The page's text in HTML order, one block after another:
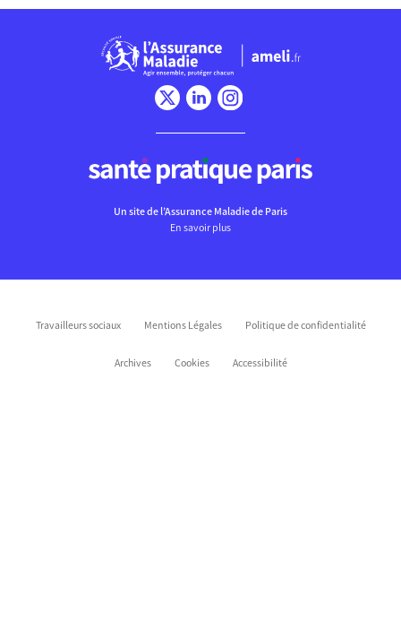
Un site de l’Assurance Maladie de Paris
En savoir plus
Travailleurs sociaux Mentions Légales Politique de confidentialité
Archives Cookies Accessibilité